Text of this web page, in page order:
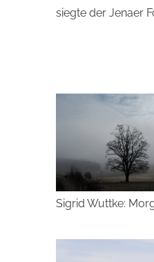
siegte der Jenaer
Sigrid Wuttke: